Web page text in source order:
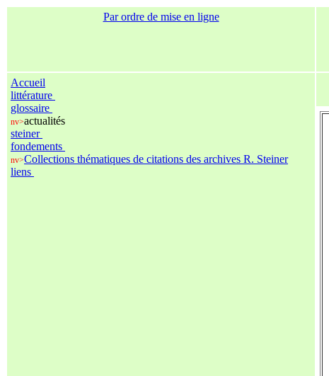
Par ordre de mise en ligne
Accueil
littérature
glossaire
nv>actualités
steiner
fondements
nv>Collections thématiques de citations des archives R. Steiner
liens